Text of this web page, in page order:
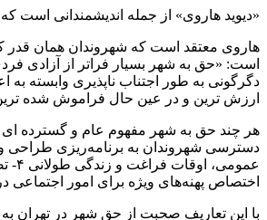
«دیوید هاروی» از جمله اندیشمندانی
هاروی معتقد است که شهروندان همان قدر
است: «حق به شهر بسیار فراتر از آزادی
دگرگونی به طور اجتناب ناپذیری وابسته
ارزش ترین و در عین حال فراموش شده
اختصاص پهنه‌های ویژه برای امور اجتماعی
با این تعاریف صحبت از حق شهر در تهران